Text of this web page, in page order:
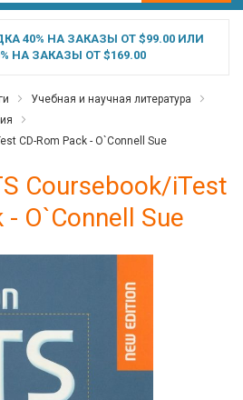
40% НА ЗАКАЗЫ ОТ $99.00 ИЛИ
НА ЗАКАЗЫ ОТ $169.00
Учебная и научная литература
CD-Rom Pack - O`Connell Sue
Coursebook/iTest
- O`Connell Sue